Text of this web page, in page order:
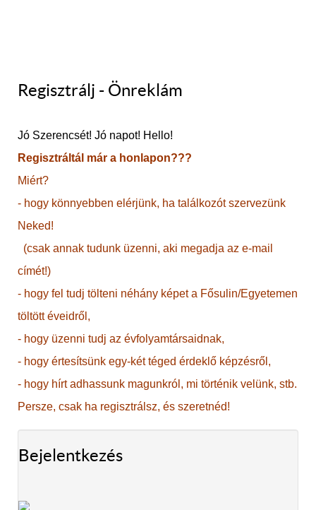
Regisztrálj - Önreklám
Jó Szerencsét! Jó napot! Hello!
Regisztráltál már a honlapon???
Miért?
- hogy könnyebben elérjünk, ha találkozót szervezünk
Neked!
(csak annak tudunk üzenni, aki megadja az e-mail
címét!)
- hogy fel tudj tölteni néhány képet a Fősulin/Egyetemen
töltött éveidről,
- hogy üzenni tudj az évfolyamtársaidnak,
- hogy értesítsünk egy-két téged érdeklő képzésről,
- hogy hírt adhassunk magunkról, mi történik velünk, stb.
Persze, csak ha regisztrálsz, és szeretnéd!
Bejelentkezés